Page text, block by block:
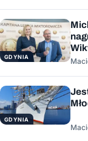
GDYNIA
GDYNIA